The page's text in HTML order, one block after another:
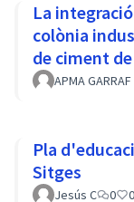
La
colònia
de ciment
Parc del
APMA
Pla
Sitges
Jesús C 0 0